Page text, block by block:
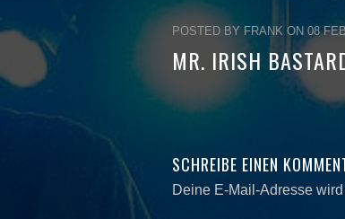
POSTED BY FRANK ON 08
MR. IRISH
SCHREIBE EINEN
Deine E-Mail-Adresse